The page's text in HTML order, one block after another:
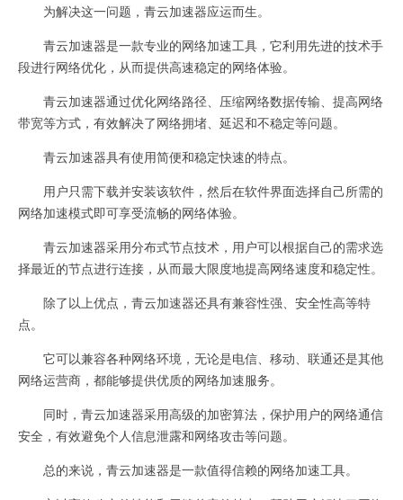
为解决这一问题，青云加速器应运而生。
青云加速器是一款专业的网络加速工具，它利用先进的技术手
段进行网络优化，从而提供高速稳定的网络体验。
青云加速器通过优化网络路径、压缩网络数据传输、提高网络
带宽等方式，有效解决了网络拥堵、延迟和不稳定等问题。
青云加速器具有使用简便和稳定快速的特点。
用户只需下载并安装该软件，然后在软件界面选择自己所需的
网络加速模式即可享受流畅的网络体验。
青云加速器采用分布式节点技术，用户可以根据自己的需求选
择最近的节点进行连接，从而最大限度地提高网络速度和稳定性。
除了以上优点，青云加速器还具有兼容性强、安全性高等特
点。
它可以兼容各种网络环境，无论是电信、移动、联通还是其他
网络运营商，都能够提供优质的网络加速服务。
同时，青云加速器采用高级的加密算法，保护用户的网络通信
安全，有效避免个人信息泄露和网络攻击等问题。
总的来说，青云加速器是一款值得信赖的网络加速工具。